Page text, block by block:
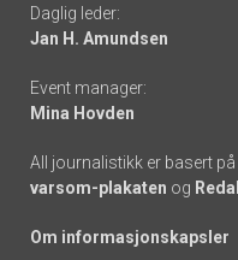
links
Daglig leder:
Jan H. Amundsen
Event manager:
Mina Hovden
All journalistikk er basert på
varsom-plakaten og
Om informasjonskapsler